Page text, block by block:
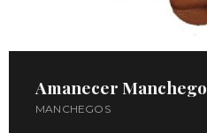
Amanecer Manchego
MANCHEGOS